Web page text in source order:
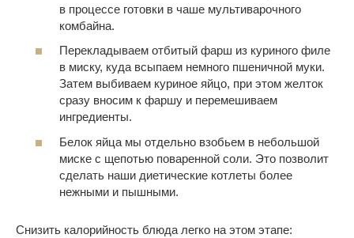
в процессе готовки в чаше мультиварочного
комбайна.
Перекладываем отбитый фарш из куриного филе
в миску, куда всыпаем немного пшеничной муки.
Затем выбиваем куриное яйцо, при этом желток
сразу вносим к фаршу и перемешиваем
ингредиенты.
Белок яйца мы отдельно взобьем в небольшой
миске с щепотью поваренной соли. Это позволит
сделать наши диетические котлеты более
нежными и пышными.
Снизить калорийность блюда легко на этом этапе: